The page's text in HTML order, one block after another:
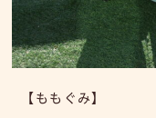
【ももぐみ】